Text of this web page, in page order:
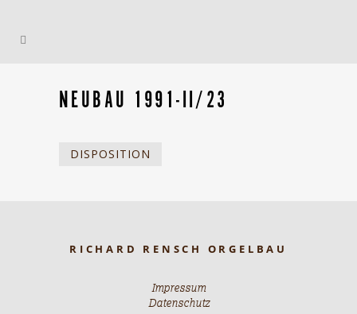
NEUBAU 1991-II/23
DISPOSITION
RICHARD RENSCH ORGELBAU
Impressum
Datenschutz